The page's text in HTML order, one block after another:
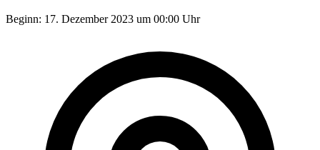
Beginn: 17. Dezember 2023 um 00:00 Uhr